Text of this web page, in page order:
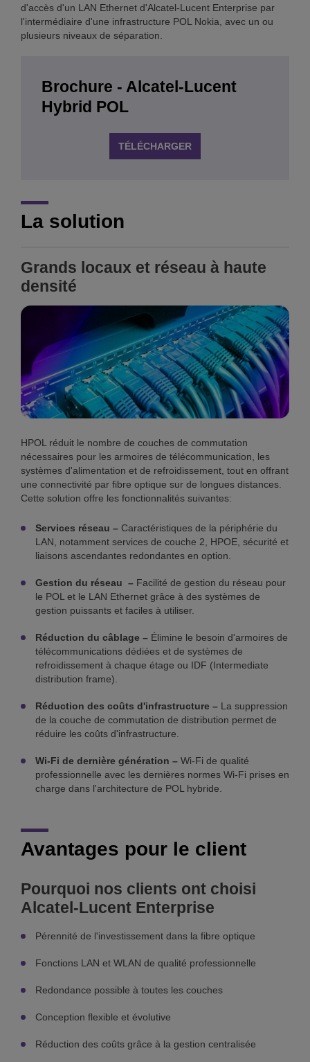
d'accès d'un LAN Ethernet d'Alcatel-Lucent Enterprise par
l'intermédiaire d'une infrastructure POL Nokia, avec un ou
plusieurs niveaux de séparation.
Brochure - Alcatel-Lucent
Hybrid POL
TÉLÉCHARGER
La solution
Grands locaux et réseau à haute
densité
HPOL réduit le nombre de couches de commutation
nécessaires pour les armoires de télécommunication, les
systèmes d'alimentation et de refroidissement, tout en offrant
une connectivité par fibre optique sur de longues distances.
Cette solution offre les fonctionnalités suivantes:
Services réseau – Caractéristiques de la périphérie du
LAN, notamment services de couche 2, HPOE, sécurité et
liaisons ascendantes redondantes en option.
Gestion du réseau – Facilité de gestion du réseau pour
le POL et le LAN Ethernet grâce à des systèmes de
gestion puissants et faciles à utiliser.
Réduction du câblage – Élimine le besoin d'armoires de
télécommunications dédiées et de systèmes de
refroidissement à chaque étage ou IDF (Intermediate
distribution frame).
Réduction des coûts d'infrastructure – La suppression
de la couche de commutation de distribution permet de
réduire les coûts d'infrastructure.
Wi-Fi de dernière génération – Wi-Fi de qualité
professionnelle avec les dernières normes Wi-Fi prises en
charge dans l'architecture de POL hybride.
Avantages pour le client
Pourquoi nos clients ont choisi
Alcatel-Lucent Enterprise
Pérennité de l'investissement dans la fibre optique
Fonctions LAN et WLAN de qualité professionnelle
Redondance possible à toutes les couches
Conception flexible et évolutive
Réduction des coûts grâce à la gestion centralisée